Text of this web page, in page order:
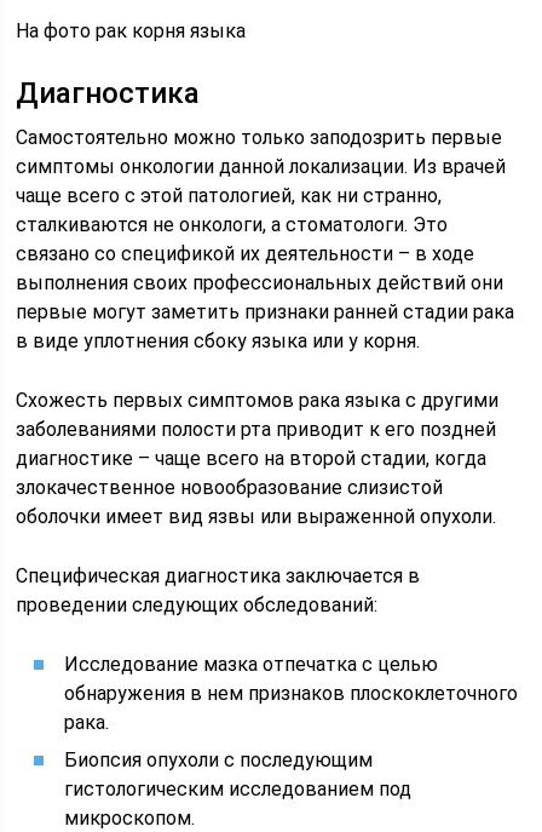
На фото рак корня языка
Диагностика
Самостоятельно можно только заподозрить первые
симптомы онкологии данной локализации. Из врачей
чаще всего с этой патологией, как ни странно,
сталкиваются не онкологи, а стоматологи. Это
связано со спецификой их деятельности – в ходе
выполнения своих профессиональных действий они
первые могут заметить признаки ранней стадии рака
в виде уплотнения сбоку языка или у корня.
Схожесть первых симптомов рака языка с другими
заболеваниями полости рта приводит к его поздней
диагностике – чаще всего на второй стадии, когда
злокачественное новообразование слизистой
оболочки имеет вид язвы или выраженной опухоли.
Специфическая диагностика заключается в
проведении следующих обследований:
Исследование мазка отпечатка с целью
обнаружения в нем признаков плоскоклеточного
рака.
Биопсия опухоли с последующим
гистологическим исследованием под
микроскопом.